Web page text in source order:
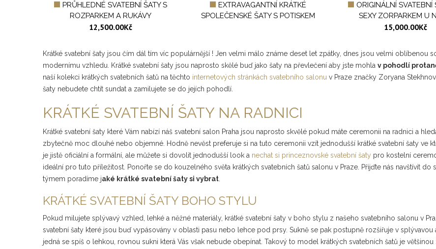
PRŮHLEDNÉ SVATEBNÍ ŠATY S
ROZPARKEM A RUKÁVY
12,500.00Kč
EXTRAVAGANTNÍ KRÁTKÉ
SPOLEČENSKÉ ŠATY S POTISKEM
ORIGINÁLNÍ SVATEBNÍ
SEXY ZORPARKEM U
15,000.00Kč
Krátké svatební šaty jsou čím dál tím víc populárnější ! Jen velmi málo známe deset let zpátky, dnes jsou velmi oblíbenou
modernímu vzhledu. Krátké svatební šaty jsou naprosto skělé buď jako šaty na převlečení aby jste mohla v pohodlí
naší kolekci krátkých svatebních šatů na těchto internetových stránkách svatebního salonu v Praze značky Zoryana
šaty nebudete chtít sundat a zamilujete se do jejích pohodlí.
KRÁTKÉ SVATEBNÍ ŠATY NA RADNICI
Krátké svatební šaty které Vám nabízí náš svatební salon Praha jsou naprosto skvělé pokud máte ceremonii na radnici a
zbytečně moc dlouhé nebo objemné. Hodně nevěst preferuje si na tuto ceremonii vzít jednodušší krátké svatební šaty ve
je jistě oficiální a formální, ale můžete si dovolit jednodušší look a nechat si princeznovské svatební šaty pro kostelní
ideální pro tuto příležitost. Ponořte se do kouzelného světa krátkých svatebních šatů salonu v Praze. Přijďte nás navštívit
týmem poradíme jaké krátké svatební šaty si vybrat
KRÁTKÉ SVATEBNÍ ŠATY BOHO STYLU
Pokud milujete splývavý vzhled, lehké a něžné materiály, krátké svatební šaty v boho stylu z našeho svatebního salonu v
svatební šaty které jsou buď vypásovány v oblasti pasu nebo lehce pod prsy. Sukně se pak postupně rozšiřuje v
jedná se spíš o lehkou, rovnou sukni která Vás však nebude obepínat. Takový to model krátkých svatebních šatů je